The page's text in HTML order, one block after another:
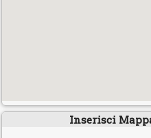
Inserisci